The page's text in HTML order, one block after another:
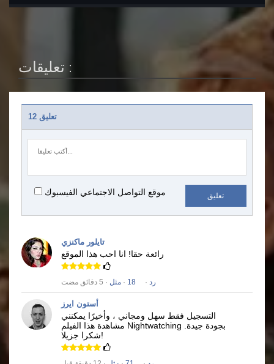
تعليقات :
12 تعليق
موقع التواصل الاجتماعي الفيسبوك تعليق
تايلور ماكنزي
رائعة حقا! انا احب هذا الموقع
رد ·
18
· مثل · 5 دقائق مضت
أستون ايرز
التسجيل فقط سهل ومجاني ، وأخيرًا يمكنني
Nightwatching بجودة جيدة.
شكرا جزيلا!